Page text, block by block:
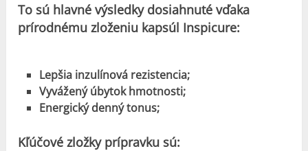
To sú hlavné výsledky dosiahnuté vďaka
prírodnému zloženiu kapsúl Inspicure:
Lepšia inzulínová rezistencia;
Vyvážený úbytok hmotnosti;
Energický denný tonus;
Kľúčové zložky prípravku sú: